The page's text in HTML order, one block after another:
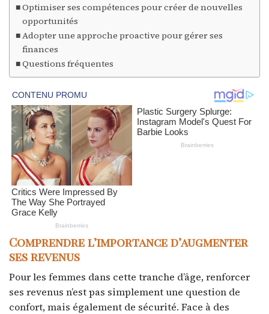
Optimiser ses compétences pour créer de nouvelles
opportunités
Adopter une approche proactive pour gérer ses
finances
Questions fréquentes
Comprendre l’importance d’augmenter
ses revenus
Pour les femmes dans cette tranche d’âge, renforcer
ses revenus n’est pas simplement une question de
confort, mais également de sécurité. Face à des